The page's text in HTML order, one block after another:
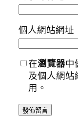
個人網站網址
在瀏覽器中
及個人網站
用。